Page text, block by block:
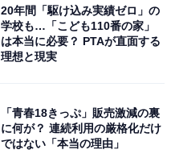
20年間「駆け込み実績ゼロ」の
学校も…「こども110番の家」
は本当に必要？ PTAが直面する
理想と現実
「青春18きっぷ」販売激減の裏
に何が？ 連続利用の厳格化だけ
ではない「本当の理由」